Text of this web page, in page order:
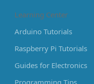
Learning Center
Arduino Tutorials
Raspberry Pi Tutorials
Guides for Electronics
Programming Tips